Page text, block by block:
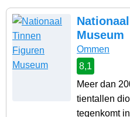
Museum
Ommen
8,1
Meer dan
tientallen
tegenkomt